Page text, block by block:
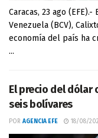
Caracas, 23 ago
Venezuela (BCV),
economía del país ha
...
El precio del dólar
seis bolívares
POR AGENCIA EFE 18/08/